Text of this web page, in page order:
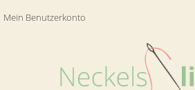
Mein Benutzerkonto